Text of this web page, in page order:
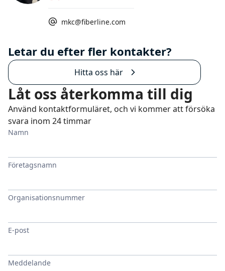
mkc@fiberline.com
Letar du efter fler kontakter?
Hitta oss här
Låt oss återkomma till dig
Använd kontaktformuläret, och vi kommer att försöka
svara inom 24 timmar
Namn
Företagsnamn
Organisationsnummer
E-post
Meddelande